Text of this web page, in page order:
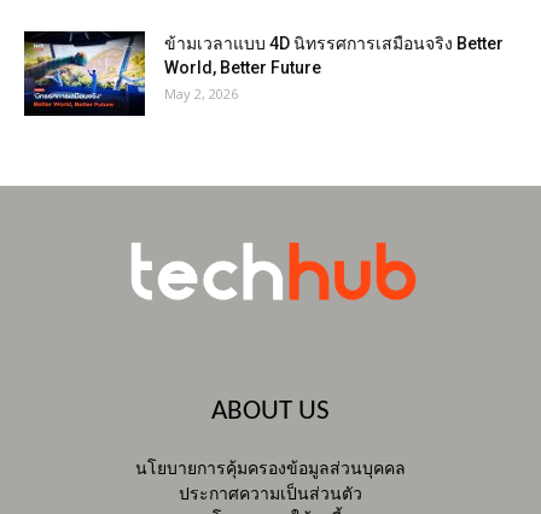
ข้ามเวลาแบบ 4D นิทรรศการเสมือนจริง Better
World, Better Future
May 2, 2026
ABOUT US
นโยบายการคุ้มครองข้อมูลส่วนบุคคล
ประกาศความเป็นส่วนตัว